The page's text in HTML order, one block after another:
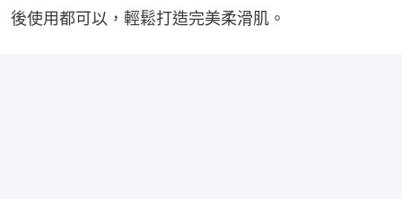
後使用都可以，輕鬆打造完美柔滑肌。